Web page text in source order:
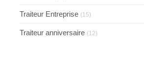
Traiteur Entreprise (15)
Traiteur anniversaire (12)